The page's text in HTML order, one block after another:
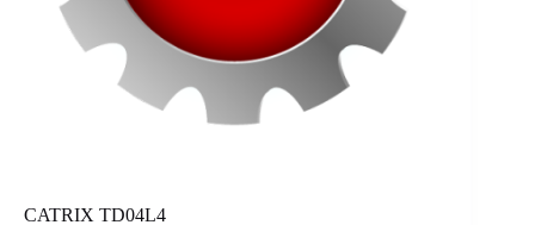
CATRIX TD04L4